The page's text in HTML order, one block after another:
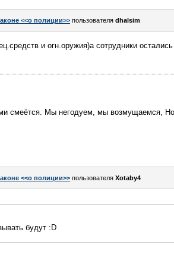
<<о полиции>> пользователя dhalsim
и огн.оружия)а сотрудники
смеётся. Мы негодуем, мы возмущаемся,
<<о полиции>> пользователя Xotaby4
будут :D